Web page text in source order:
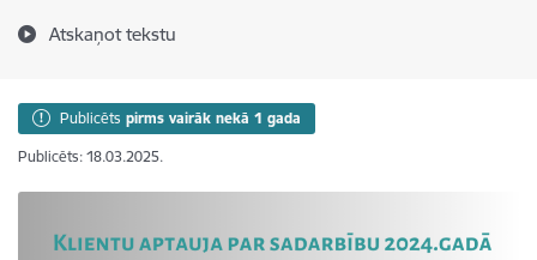
Atskaņot tekstu
Publicēts pirms vairāk nekā 1 gada
Publicēts: 18.03.2025.